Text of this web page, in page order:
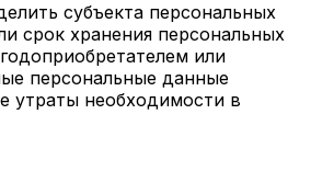
субъекта персональных
срок хранения персональных
или
персональные данные
утраты необходимости в